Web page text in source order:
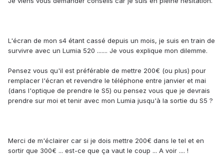
L'écran de mon s4 étant cassé depuis un mois, je suis en train de
survivre avec un Lumia 520 ....... Je vous explique mon dilemme.
Pensez vous qu'il est préférable de mettre 200€ (ou plus) pour
remplacer l'écran et revendre le téléphone entre janvier et mai
(dans l'optique de prendre le S5) ou pensez vous que je devrais
prendre sur moi et tenir avec mon Lumia jusqu'à la sortie du S5 ?
Merci de m'éclairer car si je dois mettre 200€ dans le tel et en
sortir que 300€ ... est-ce que ça vaut le coup ... A voir .... !